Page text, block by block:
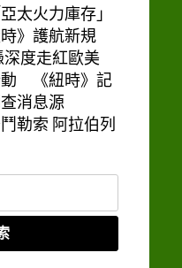
太火力庫存」
》護航新規
度走紅歐美
動 《紐時》記
消息源
勒索 阿拉伯列